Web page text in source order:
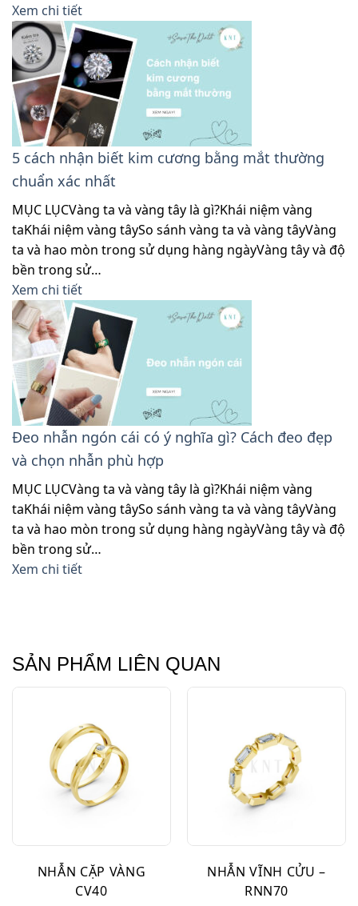
Xem chi tiết
5 cách nhận biết kim cương bằng mắt thường
chuẩn xác nhất
MỤC LỤCVàng ta và vàng tây là gì?Khái niệm vàng
taKhái niệm vàng tâySo sánh vàng ta và vàng tâyVàng
ta và hao mòn trong sử dụng hàng ngàyVàng tây và độ
bền trong sử…
Xem chi tiết
Đeo nhẫn ngón cái có ý nghĩa gì? Cách đeo đẹp
và chọn nhẫn phù hợp
MỤC LỤCVàng ta và vàng tây là gì?Khái niệm vàng
taKhái niệm vàng tâySo sánh vàng ta và vàng tâyVàng
ta và hao mòn trong sử dụng hàng ngàyVàng tây và độ
bền trong sử…
Xem chi tiết
SẢN PHẨM LIÊN QUAN
NHẪN CẶP VÀNG
CV40
NHẪN VĨNH CỬU –
RNN70